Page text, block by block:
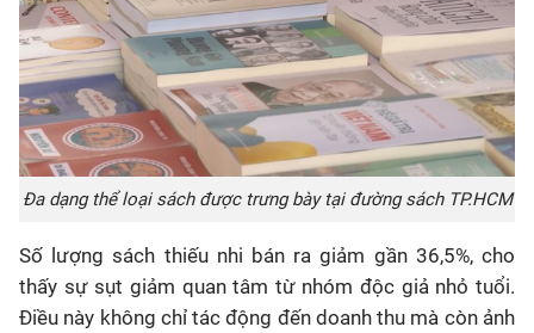
Đa dạng thể loại sách được trưng bày tại đường sách TP.HCM
Số lượng sách thiếu nhi bán ra giảm gần 36,5%, cho
thấy sự sụt giảm quan tâm từ nhóm độc giả nhỏ tuổi.
Điều này không chỉ tác động đến doanh thu mà còn ảnh